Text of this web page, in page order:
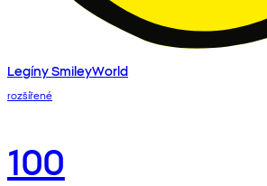
Legíny SmileyWorld
rozšířené
100